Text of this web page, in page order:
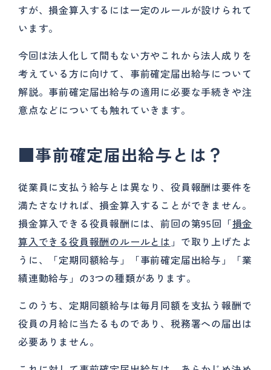
すが、損金算入するには一定のルールが設けられて
います。
今回は法人化して間もない方やこれから法人成りを
考えている方に向けて、事前確定届出給与について
解説。事前確定届出給与の適用に必要な手続きや注
意点などについても触れていきます。
■事前確定届出給与とは？
従業員に支払う給与とは異なり、役員報酬は要件を
満たさなければ、損金算入することができません。
損金算入できる役員報酬には、前回の第95回「損金
算入できる役員報酬のルールとは 」で取り上げたよ
うに、「定期同額給与」「事前確定届出給与」「業
績連動給与」の3つの種類があります。
このうち、定期同額給与は毎月同額を支払う報酬で
役員の月給に当たるものであり、税務署への届出は
必要ありません。